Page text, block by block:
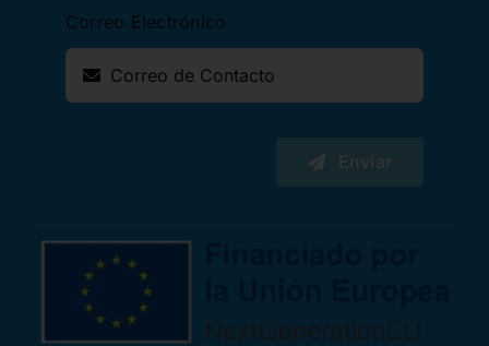
Correo Electrónico
Enviar